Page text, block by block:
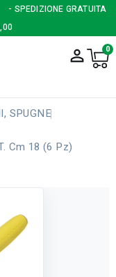
- SPEDIZIONE GRATUITA
person_outline 0
SPUGNE
Cm 18 (6 Pz)